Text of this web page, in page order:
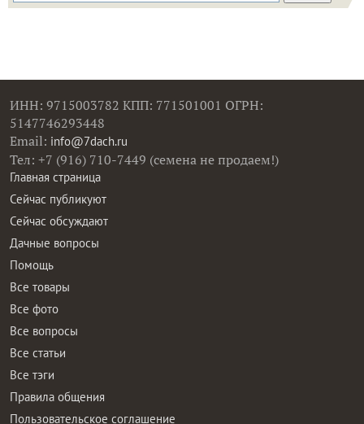
ИНН: 9715003782 КПП: 771501001 ОГРН:
5147746293448
Email: info@7dach.ru
Тел: +7 (916) 710-7449 (семена не продаем!)
Главная страница
Сейчас публикуют
Сейчас обсуждают
Дачные вопросы
Помощь
Все товары
Все фото
Все вопросы
Все статьи
Все тэги
Правила общения
Пользовательское соглашение